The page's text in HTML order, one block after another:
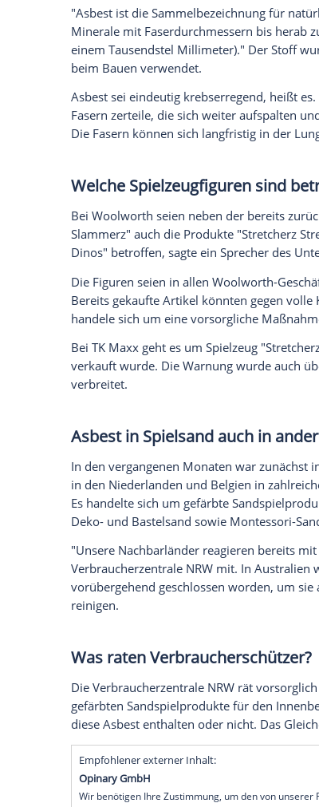
anzuzeigen. Sie können diesen mit
jetzt aktivieren
Ich bin damit einverstanden, dass mir
Daten an Drittplattformen übermittelt
Wer die Produkte mit Spielsand in
den vollen Kaufpreis zurück.
Bayern, Berlin, Hessen,
Was ist Asbest?
Das Umweltbundesamt schreibt
"Asbest ist die
Minerale mit Faserdurchmessern
einem Tausendstel Millimeter)."
beim Bauen verwendet.
Asbest sei eindeutig
Fasern zerteile, die sich weiter
Die Fasern können sich langfristig
Welche Spielzeugfiguren
Bei Woolworth seien neben der
Slammerz" auch die Produkte
Dinos" betroffen, sagte ein
Die Figuren seien in allen
Bereits gekaufte Artikel könnten
handele sich um eine vorsorgliche
Bei TK Maxx geht es um Spielzeug
verkauft wurde. Die Warnung
verbreitet.